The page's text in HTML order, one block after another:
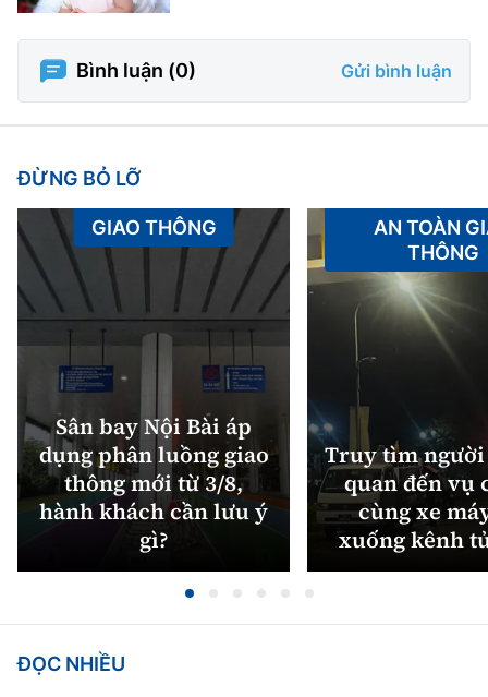
Bình luận (0) Gửi bình luận
ĐỪNG BỎ LỠ
Sân bay Nội Bài áp
dụng phân luồng giao
thông mới từ 3/8,
hành khách cần lưu ý
gì?
GIAO THÔNG
Truy tìm
quan đến vụ
cùng xe
xuống kênh
AN TOÀN
THÔNG
ĐỌC NHIỀU